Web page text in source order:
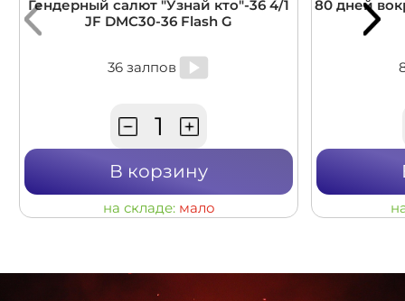
Гендерный салют "Узнай кто"-36 4/1
JF DMC30-36 Flash G
36 залпов
В корзину
на складе: мало
80 дней